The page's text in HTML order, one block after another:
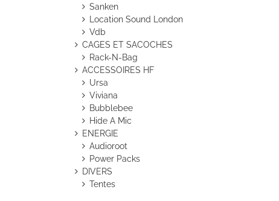
Sanken
Location Sound London
Vdb
CAGES ET SACOCHES
Rack-N-Bag
ACCESSOIRES HF
Ursa
Viviana
Bubblebee
Hide A Mic
ENERGIE
Audioroot
Power Packs
DIVERS
Tentes